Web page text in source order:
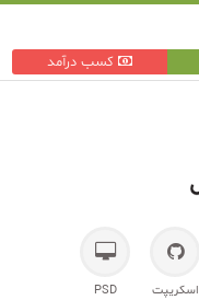
کسب درآمد
اسکریپت PSD